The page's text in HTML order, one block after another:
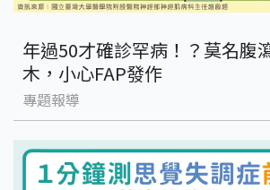
年過50才確診罕病！？莫名腹
木，小心FAP發作
專題報導